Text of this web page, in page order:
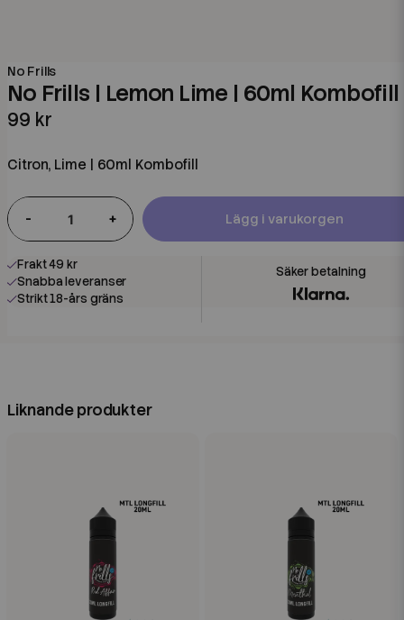
No Frills
No Frills | Lemon Lime | 60ml Kombofill
99 kr
Citron, Lime | 60ml Kombofill
- + Lägg i varukorgen
Frakt 49 kr
Snabba leveranser
Strikt 18-års gräns
Liknande produkter